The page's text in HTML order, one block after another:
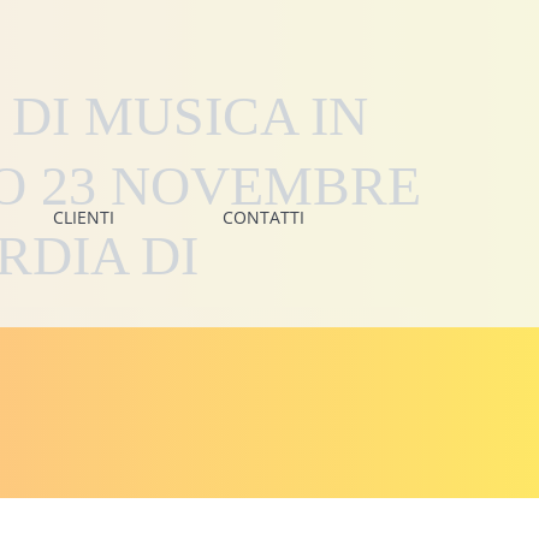
CLIENTI CONTATTI
MUSICA IN
23 NOVEMBRE
DI